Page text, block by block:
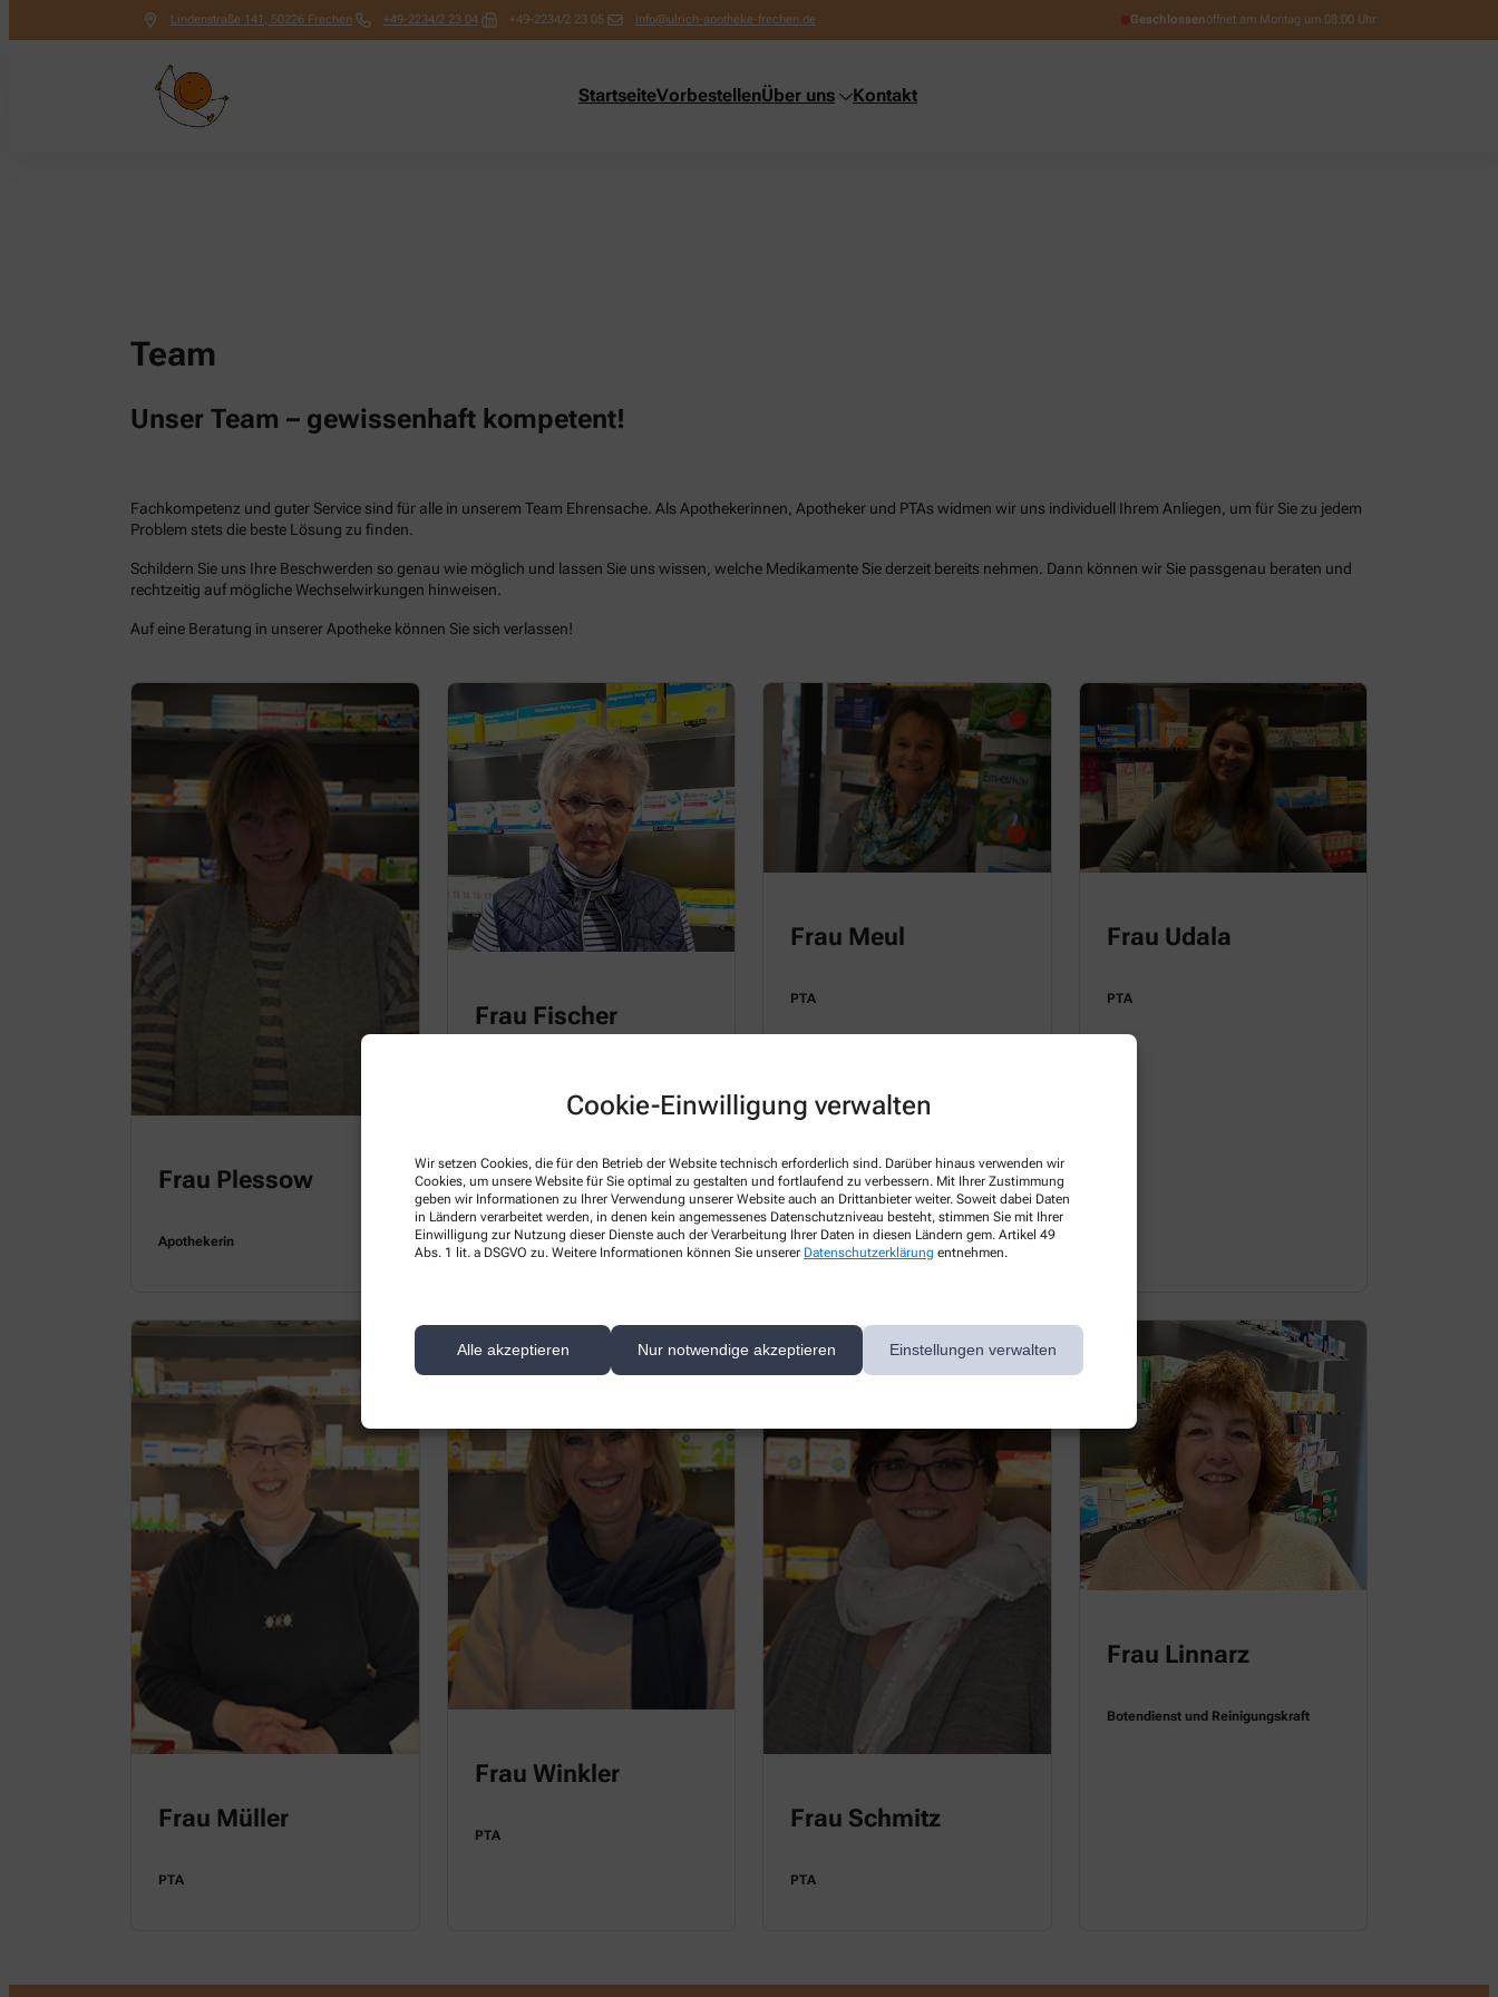
Cookie-Einwilligung verwalten
Wir setzen Cookies, die für den Betrieb der Website technisch erforderlich sind. Darüber hinaus verwenden wir
Cookies, um unsere Website für Sie optimal zu gestalten und fortlaufend zu verbessern. Mit Ihrer Zustimmung
geben wir Informationen zu Ihrer Verwendung unserer Website auch an Drittanbieter weiter. Soweit dabei Daten
in Ländern verarbeitet werden, in denen kein angemessenes Datenschutzniveau besteht, stimmen Sie mit Ihrer
Einwilligung zur Nutzung dieser Dienste auch der Verarbeitung Ihrer Daten in diesen Ländern gem. Artikel 49
Abs. 1 lit. a DSGVO zu. Weitere Informationen können Sie unserer Datenschutzerklärung entnehmen.
Alle akzeptieren Nur notwendige akzeptieren Einstellungen verwalten
Lindenstraße 141 , 50226 Frechen +49-2234/2 23 04 +49-2234/2 23 05 info@ulrich-apotheke-frechen.de Geschlossenöffnet am Montag um 08:00 Uhr
StartseiteVorbestellenÜber uns Kontakt
Team
Unser Team – gewissenhaft kompetent!
Fachkompetenz und guter Service sind für alle in unserem Team Ehrensache. Als Apothekerinnen, Apotheker und PTAs widmen wir uns individuell Ihrem Anliegen, um für Sie zu jedem
Problem stets die beste Lösung zu finden.
Schildern Sie uns Ihre Beschwerden so genau wie möglich und lassen Sie uns wissen, welche Medikamente Sie derzeit bereits nehmen. Dann können wir Sie passgenau beraten und
rechtzeitig auf mögliche Wechselwirkungen hinweisen.
Auf eine Beratung in unserer Apotheke können Sie sich verlassen!
Frau Plessow
Apothekerin
Frau Fischer
Frau Meul
PTA
Frau Udala
PTA
Frau Müller
PTA
Frau Winkler
PTA
Frau Schmitz
PTA
Frau Linnarz
Botendienst und Reinigungskraft